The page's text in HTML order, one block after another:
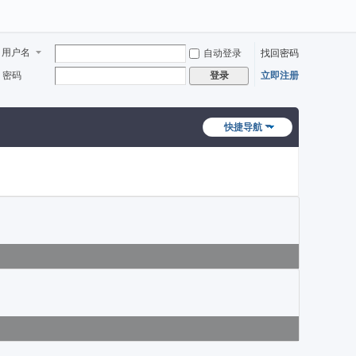
用户名 自动登录
找回密码
密码
登录 立即注册
快捷导航